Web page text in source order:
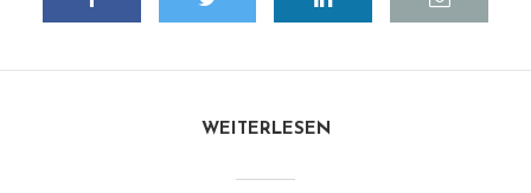
WEITERLESEN